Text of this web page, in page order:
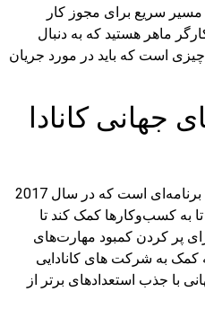
مسیر سریع برای مجوز کار
ماهر هستید که به دنبال
چیزی است که باید در مورد جریان
جهانی کانادا
Canada’s Global Talent Stream برنامه‌ای است که در سال 2017
به کسب‌وکارها کمک کند تا
پر کردن کمبود مهارت‌های
کمک به شرکت های کانادایی
با جذب استعدادهای برتر از